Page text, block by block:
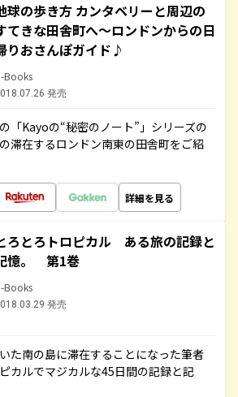
球の歩き方 カンタベリーと周辺の
てきな田舎町へ～ロンドンからの日
りおさんぽガイド♪
Books
発売
「Kayoの“秘密のノート”」シリーズの
滞在するロンドン南東の田舎町をご紹
詳細を見る
ろとろトロピカル ある旅の記録と
憶。 第1巻
Books
発売
た南の島に滞在することになった筆者
カルでマジカルな45日間の記録と記